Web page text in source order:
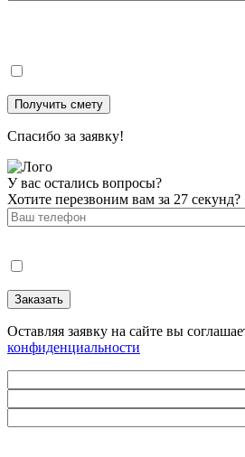
Спасибо за заявку!
У вас остались вопросы?
Хотите перезвоним вам за 27 секунд?
Оставляя заявку на сайте вы
конфиденциальности